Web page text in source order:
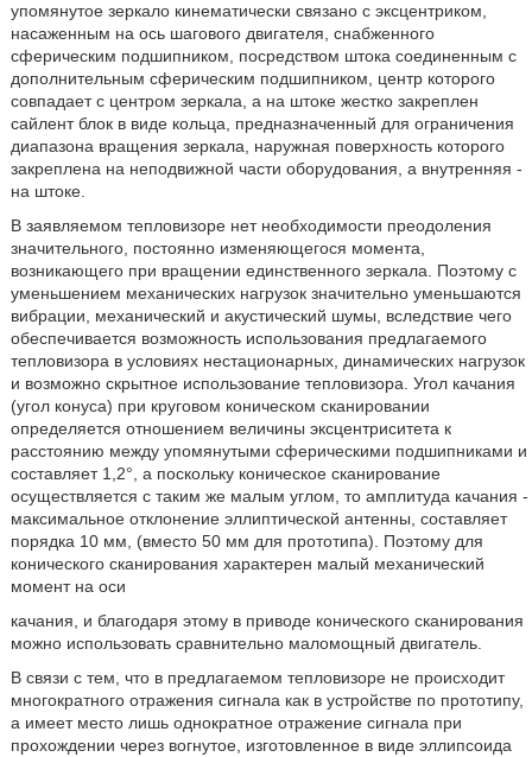
упомянутое зеркало кинематически связано с эксцентриком,
насаженным на ось шагового двигателя, снабженного
сферическим подшипником, посредством штока соединенным с
дополнительным сферическим подшипником, центр которого
совпадает с центром зеркала, а на штоке жестко закреплен
сайлент блок в виде кольца, предназначенный для ограничения
диапазона вращения зеркала, наружная поверхность которого
закреплена на неподвижной части оборудования, а внутренняя -
на штоке.
В заявляемом тепловизоре нет необходимости преодоления
значительного, постоянно изменяющегося момента,
возникающего при вращении единственного зеркала. Поэтому с
уменьшением механических нагрузок значительно уменьшаются
вибрации, механический и акустический шумы, вследствие чего
обеспечивается возможность использования предлагаемого
тепловизора в условиях нестационарных, динамических нагрузок
и возможно скрытное использование тепловизора. Угол качания
(угол конуса) при круговом коническом сканировании
определяется отношением величины эксцентриситета к
расстоянию между упомянутыми сферическими подшипниками и
составляет 1,2°, а поскольку коническое сканирование
осуществляется с таким же малым углом, то амплитуда качания -
максимальное отклонение эллиптической антенны, составляет
порядка 10 мм, (вместо 50 мм для прототипа). Поэтому для
конического сканирования характерен малый механический
момент на оси
качания, и благодаря этому в приводе конического сканирования
можно использовать сравнительно маломощный двигатель.
В связи с тем, что в предлагаемом тепловизоре не происходит
многократного отражения сигнала как в устройстве по прототипу,
а имеет место лишь однократное отражение сигнала при
прохождении через вогнутое, изготовленное в виде эллипсоида